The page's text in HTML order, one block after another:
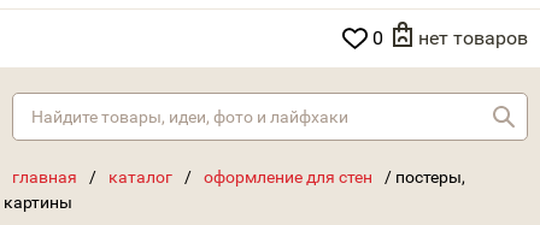
0 нет товаров
главная / каталог / оформление для стен / постеры,
картины